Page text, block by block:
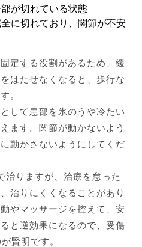
が切れている状態
に切れており、関節が不安
定する役割があるため、緩
はたせなくなると、歩行な
。
して患部を氷のうや冷たい
ます。関節が動かないよう
動かさないようにしてくだ
治りますが、治療を怠った
治りにくくなることがあり
やマッサージを控えて、安
と逆効果になるので、受傷
賢明です。